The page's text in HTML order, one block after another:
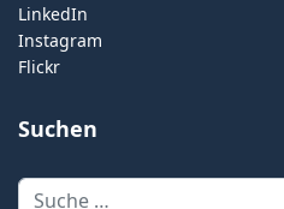
LinkedIn
Instagram
Flickr
Suchen
Suchen